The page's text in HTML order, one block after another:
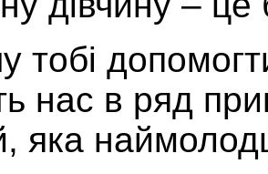
тобі
нас в ряд
яка